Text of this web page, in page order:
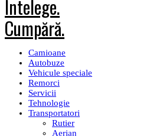
Camioane
Autobuze
Vehicule speciale
Remorci
Servicii
Tehnologie
Transportatori
Rutier
Aerian